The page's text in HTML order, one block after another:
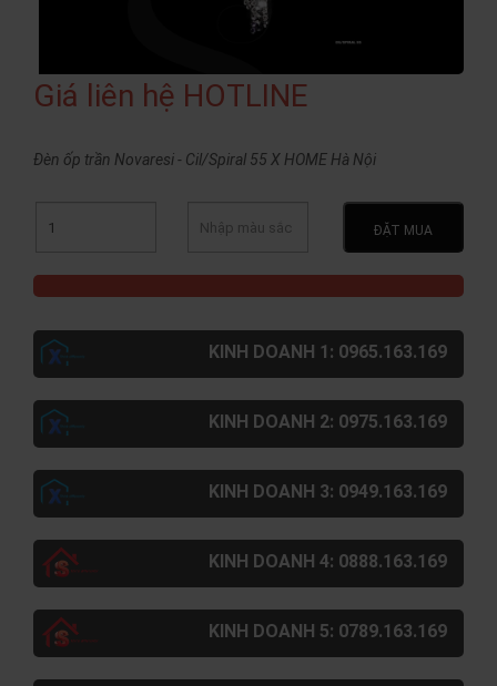
Giá liên hệ HOTLINE
Đèn ốp trần Novaresi - Cil/Spiral 55 X HOME Hà Nội
ĐẶT MUA
KINH DOANH 1: 0965.163.169
KINH DOANH 2: 0975.163.169
KINH DOANH 3: 0949.163.169
KINH DOANH 4: 0888.163.169
KINH DOANH 5: 0789.163.169